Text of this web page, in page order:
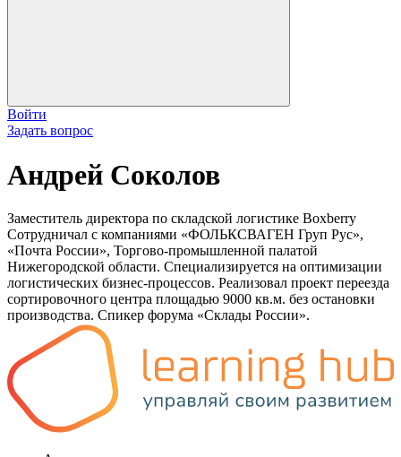
Войти
Задать вопрос
Андрей Соколов
Заместитель директора по складской логистике Boxberry
Сотрудничал с компаниями «ФОЛЬКСВАГЕН Груп Рус»,
«Почта России», Торгово-промышленной палатой
Нижегородской области. Специализируется на оптимизации
логистических бизнес-процессов. Реализовал проект переезда
сортировочного центра площадью 9000 кв.м. без остановки
производства. Спикер форума «Склады России».